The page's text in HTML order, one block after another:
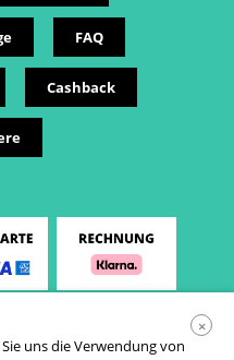
FAQ
Cashback
×
uns die Verwendung von